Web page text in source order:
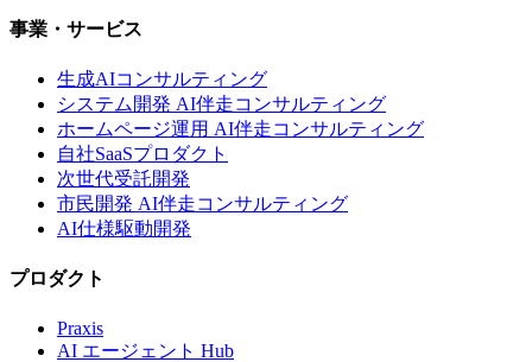
事業・サービス
生成AIコンサルティング
システム開発 AI伴走コンサルティング
ホームページ運用 AI伴走コンサルティング
自社SaaSプロダクト
次世代受託開発
市民開発 AI伴走コンサルティング
AI仕様駆動開発
プロダクト
Praxis
AI エージェント Hub